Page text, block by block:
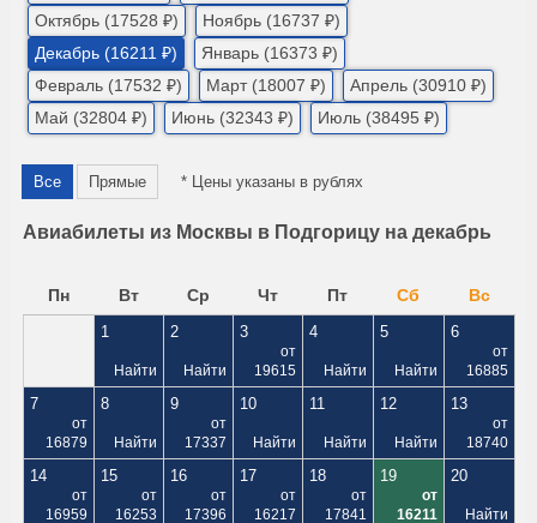
Октябрь (17528 ₽)
Ноябрь (16737 ₽)
Декабрь (16211 ₽)
Январь (16373 ₽)
Февраль (17532 ₽)
Март (18007 ₽)
Апрель (30910 ₽)
Май (32804 ₽)
Июнь (32343 ₽) Июль (38495 ₽)
Все Прямые * Цены указаны в рублях
Авиабилеты из Москвы в Подгорицу на декабрь
Пн Вт Ср Чт Пт Сб Вс
1
Найти
2
Найти
3
от
19615
4
Найти
5
Найти
6
от
16885
7
от
16879
8
Найти
9
от
17337
10
Найти
11
Найти
12
Найти
13
от
18740
14
от
16959
15
от
16253
16
от
17396
17
от
16217
18
от
17841
19
от
16211
20
Найти